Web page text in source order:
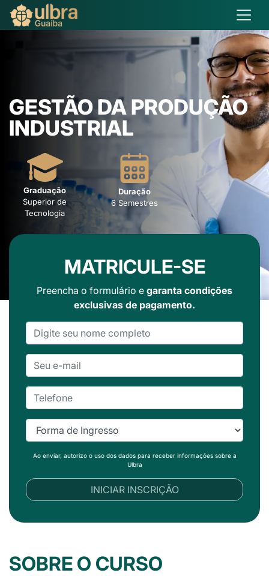
GESTÃO DA PRODUÇÃO
INDUSTRIAL
Graduação
Superior de
Tecnologia
Duração
6 Semestres
MATRICULE-SE
Preencha o formulário e garanta condições
exclusivas de pagamento.
Ao enviar, autorizo o uso dos dados para receber informações sobre a
Ulbra
INICIAR INSCRIÇÃO
SOBRE O CURSO